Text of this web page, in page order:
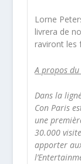
Lorne
livrera de
raviront les
A propos
Dans la
Con Paris
une
30.000
apporter